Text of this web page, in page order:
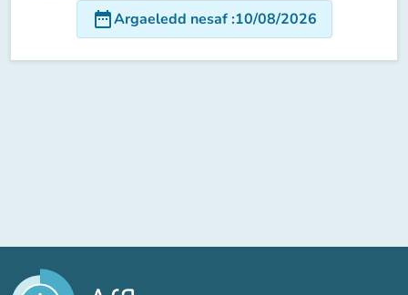
date_rangeArgaeledd nesaf:10/08/2026